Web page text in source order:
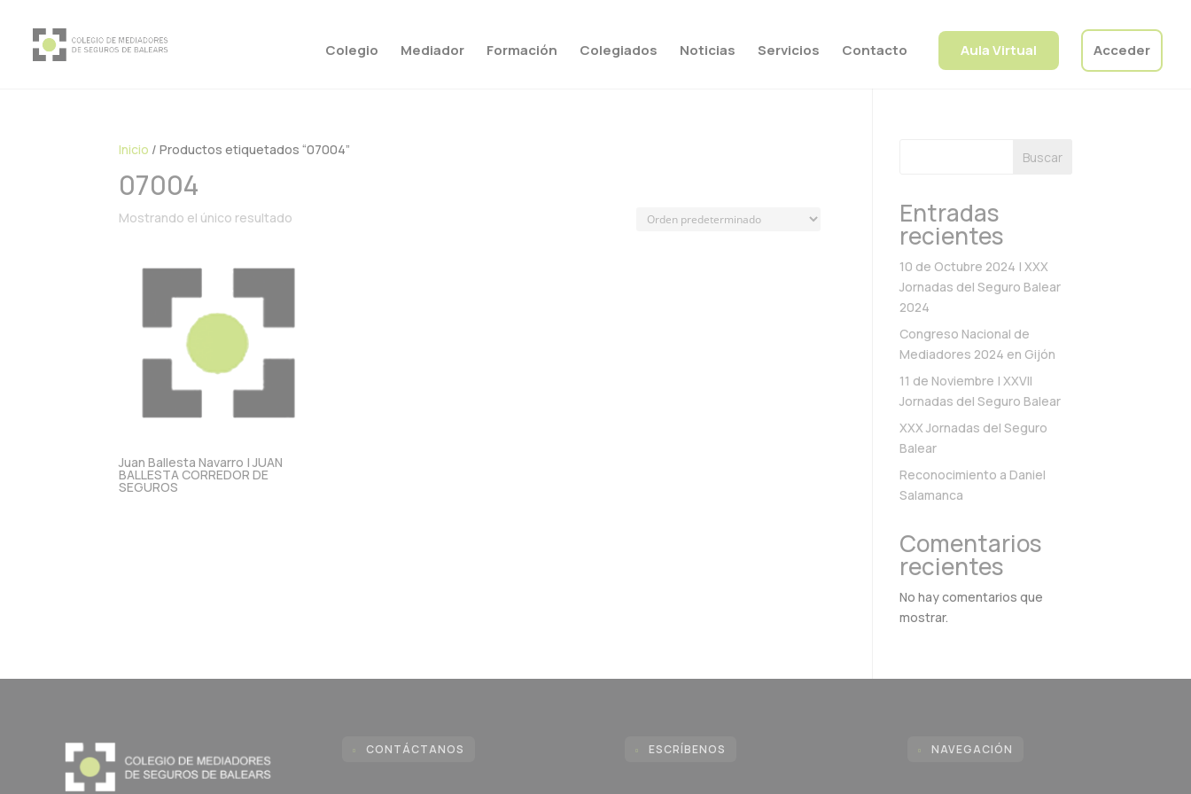
Colegio Mediador Formación Colegiados Noticias Servicios Contacto Aula Virtual Acceder
Inicio / Productos etiquetados “07004”
07004
Mostrando el único resultado
Juan Ballesta Navarro | JUAN
BALLESTA CORREDOR DE
SEGUROS
Buscar
Entradas
recientes
10 de Octubre 2024 | XXX
Jornadas del Seguro Balear
2024
Congreso Nacional de
Mediadores 2024 en Gijón
11 de Noviembre | XXVII
Jornadas del Seguro Balear
XXX Jornadas del Seguro
Balear
Reconocimiento a Daniel
Salamanca
Comentarios
recientes
No hay comentarios que
mostrar.
CONTÁCTANOS ESCRÍBENOS NAVEGACIÓN